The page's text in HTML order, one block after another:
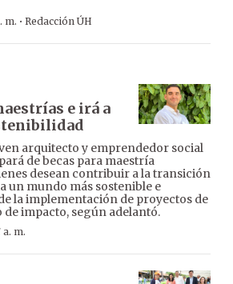
m. · Redacción ÚH
e irá a
arquitecto y emprendedor social
de becas para maestría
desean contribuir a la transición
un mundo más sostenible e
la implementación de proyectos de
impacto, según adelantó.
a. m.